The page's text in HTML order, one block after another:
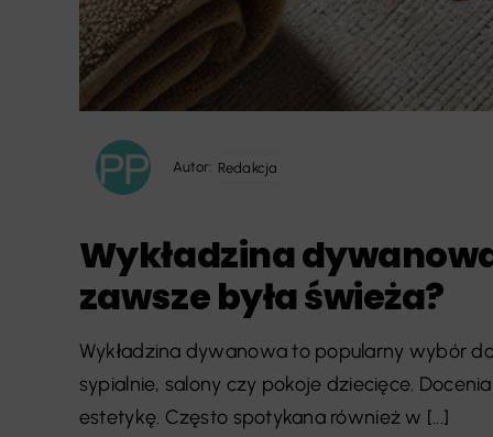
Autor: Redakcja
Wykładzina
zawsze była świeża?
Wykładzina dywanowa to popularny wybór
sypialnie, salony czy pokoje dziecięce.
estetykę. Często spotykana również w [...]